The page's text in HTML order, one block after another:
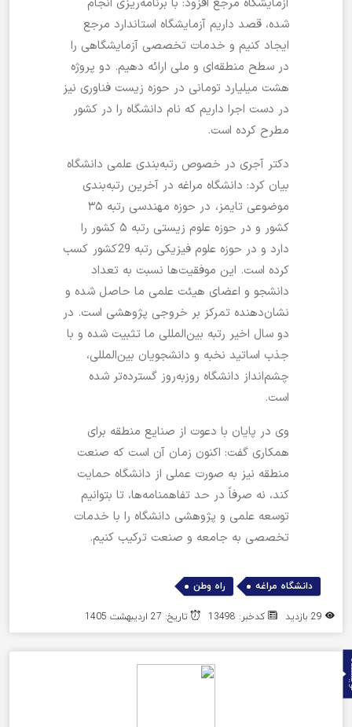
آزمایشگاه مرجع افزود: با برنامه‌ریزی انجام
شده، قصد داریم آزمایشگاه استاندارد مرجع
ایجاد کنیم و خدمات تخصصی آزمایشگاهی را
در سطح منطقه‌ای و ملی ارائه دهیم. دو پروژه
هشت میلیارد تومانی در حوزه زیست فناوری نیز
در دست اجرا داریم که نام دانشگاه را در کشور
مطرح کرده است.
دکتر آجری در خصوص رتبه‌بندی علمی دانشگاه
بیان کرد: دانشگاه مراغه در آخرین رتبه‌بندی
موضوعی تایمز، در حوزه مهندسی رتبه ۳۵
کشور و در حوزه علوم زیستی رتبه ۵ کشور را
دارد و در حوزه علوم فیزیکی رتبه 29 کشور کسب
کرده است. این موفقیت‌ها نسبت به تعداد
دانشجو و اعضای هیئت علمی ما حاصل شده و
نشان‌دهنده تمرکز بر خروجی پژوهشی است. در
دو سال اخیر رتبه بین‌المللی ما تثبیت شده و با
جذب اساتید نخبه و دانشجویان بین‌المللی،
چشم‌انداز دانشگاه روزبه‌روز گسترده‌تر شده
است.
وی در پایان با دعوت از صنایع منطقه برای
همکاری گفت: اکنون زمان آن است که صنعت
منطقه نیز به صورت عملی از دانشگاه حمایت
کند، نه صرفاً در حد تفاهمنامه‌ها، تا بتوانیم
توسعه علمی و پژوهشی دانشگاه را با خدمات
تخصصی به جامعه و صنعت ترکیب کنیم.
دانشگاه مراغه , راه وطن
کدخبر: 13498 تاریخ: 27 اردیبهشت 1405